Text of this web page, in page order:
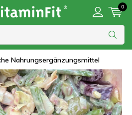
0
Nahrungsergänzungsmittel